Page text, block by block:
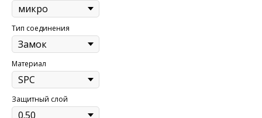
Тип соединения
Материал
Защитный слой